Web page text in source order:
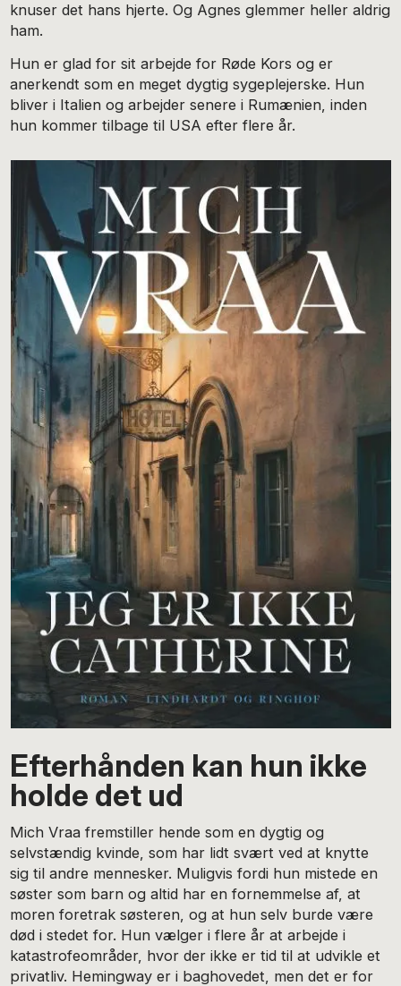
knuser det hans hjerte. Og Agnes glemmer heller aldrig
ham.
Hun er glad for sit arbejde for Røde Kors og er
anerkendt som en meget dygtig sygeplejerske. Hun
bliver i Italien og arbejder senere i Rumænien, inden
hun kommer tilbage til USA efter flere år.
Efterhånden kan hun ikke
holde det ud
Mich Vraa fremstiller hende som en dygtig og
selvstændig kvinde, som har lidt svært ved at knytte
sig til andre mennesker. Muligvis fordi hun mistede en
søster som barn og altid har en fornemmelse af, at
moren foretrak søsteren, og at hun selv burde være
død i stedet for. Hun vælger i flere år at arbejde i
katastrofeområder, hvor der ikke er tid til at udvikle et
privatliv. Hemingway er i baghovedet, men det er for